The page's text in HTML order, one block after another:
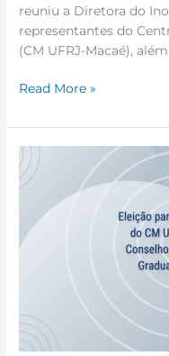
reuniu a Diretora do
representantes do
(CM UFRJ-Macaé),
Read More »
eleitorais.